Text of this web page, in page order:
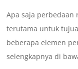
Apa saja
terutama untuk
beberapa elemen
selengkapnya di